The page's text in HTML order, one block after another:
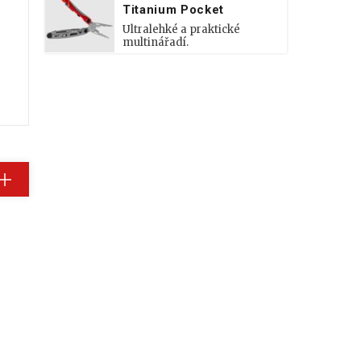
Titanium Pocket
Ultralehké a praktické
multinářadí.